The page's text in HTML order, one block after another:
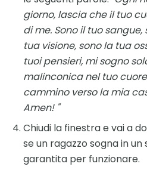
giorno, lascia che il tuo
di me. Sono il tuo
tua visione, sono la tua
tuoi pensieri, mi sogno
malinconica nel tuo
cammino verso la mia
Amen! "
Chiudi la finestra e vai a
se un ragazzo sogna in
garantita per funzionare.